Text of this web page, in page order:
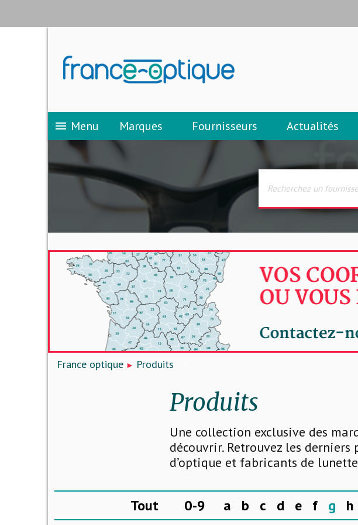
menu Menu Marques Fournisseurs Actualités
France optique Produits
Produits
Une collection exclusive des
découvrir. Retrouvez les
d’optique et fabricants de
Tout 0-9 a b c d e f g h